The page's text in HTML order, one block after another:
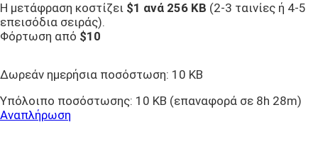
Η μετάφραση κοστίζει $1 ανά 256 KB (2-3 ταινίες ή 4-5
επεισόδια σειράς).
Φόρτωση από $10
Δωρεάν ημερήσια ποσόστωση: 10 KB
Υπόλοιπο ποσόστωσης: 10 KB (επαναφορά σε 8h 28m)
Αναπλήρωση